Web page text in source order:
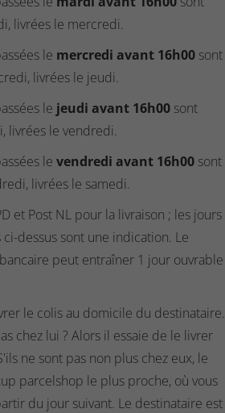
livrées le mercredi.
le mercredi avant 16h00 sont
livrées le jeudi.
le jeudi avant 16h00 sont
livrées le vendredi.
le vendredi avant 16h00 sont
livrées le samedi.
et Post NL pour la livraison ; les jours
dessus sont une indication. Le
peut entraîner 1 jour ouvrable
le colis au domicile du destinataire.
chez lui ? Alors il essaie de le livrer
ne sont pas non plus chez eux, le
parcelshop le plus proche, où vous
du jour suivant. Le destinataire est